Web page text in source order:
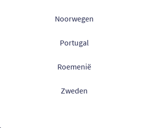
Noorwegen
Portugal
Roemenië
Zweden